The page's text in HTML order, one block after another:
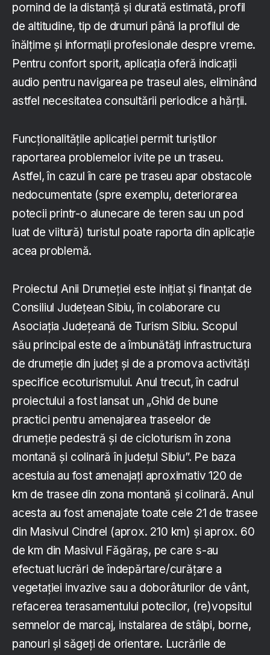
pornind de la distanță și durată estimată, profil
de altitudine, tip de drumuri până la profilul de
înălțime și informații profesionale despre vreme.
Pentru confort sporit, aplicația oferă indicații
audio pentru navigarea pe traseul ales, eliminând
astfel necesitatea consultării periodice a hărții.
Funcționalitățile aplicației permit turiștilor
raportarea problemelor ivite pe un traseu.
Astfel, în cazul în care pe traseu apar obstacole
nedocumentate (spre exemplu, deteriorarea
potecii printr-o alunecare de teren sau un pod
luat de viitură) turistul poate raporta din aplicație
acea problemă.
Proiectul Anii Drumeției este inițiat și finanțat de
Consiliul Județean Sibiu, în colaborare cu
Asociația Județeană de Turism Sibiu. Scopul
său principal este de a îmbunătăți infrastructura
de drumeție din județ și de a promova activități
specifice ecoturismului. Anul trecut, în cadrul
proiectului a fost lansat un „Ghid de bune
practici pentru amenajarea traseelor de
drumeție pedestră și de cicloturism în zona
montană și colinară în județul Sibiu”. Pe baza
acestuia au fost amenajați aproximativ 120 de
km de trasee din zona montană și colinară. Anul
acesta au fost amenajate toate cele 21 de trasee
din Masivul Cindrel (aprox. 210 km) și aprox. 60
de km din Masivul Făgăraș, pe care s-au
efectuat lucrări de îndepărtare/curățare a
vegetației invazive sau a doborâturilor de vânt,
refacerea terasamentului potecilor, (re)vopsitul
semnelor de marcaj, instalarea de stâlpi, borne,
panouri și săgeți de orientare. Lucrările de